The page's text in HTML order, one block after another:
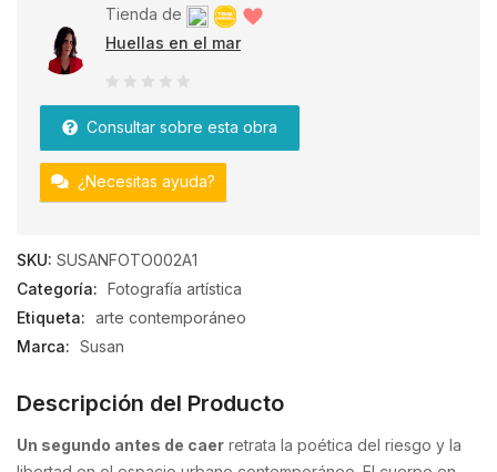
Tienda de
Huellas en el mar
0
de
5
Consultar sobre esta obra
¿Necesitas ayuda?
SKU: SUSANFOTO002A1
Categoría: Fotografía artística
Etiqueta: arte contemporáneo
Marca: Susan
Descripción del Producto
Un segundo antes de caer retrata la poética del riesgo y la